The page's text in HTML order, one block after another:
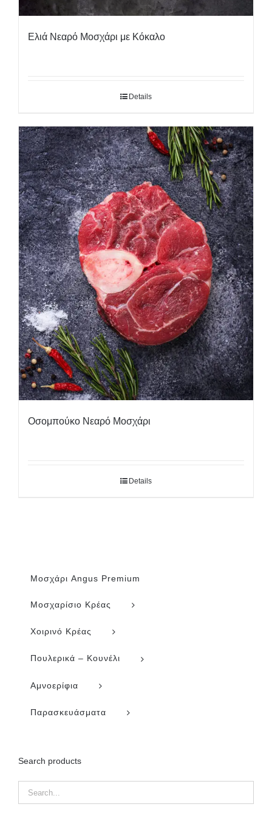
Ελιά Νεαρό Μοσχάρι με Κόκαλο
Details
Οσομπούκο Νεαρό Μοσχάρι
Details
Μοσχάρι Angus Premium
Μοσχαρίσιο Κρέας
Χοιρινό Κρέας
Πουλερικά – Κουνέλι
Αμνοερίφια
Παρασκευάσματα
Search products